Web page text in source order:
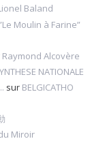
Baland
Moulin à Farine”
Raymond Alcovère
NATIONALE
sur BELGICATHO
Miroir